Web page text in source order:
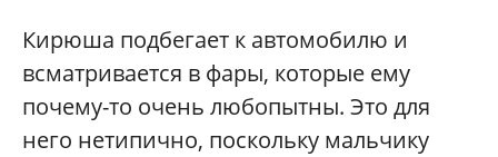
Кирюша подбегает к автомобилю и
всматривается в фары, которые ему
почему-то очень любопытны. Это для
него нетипично, поскольку мальчику